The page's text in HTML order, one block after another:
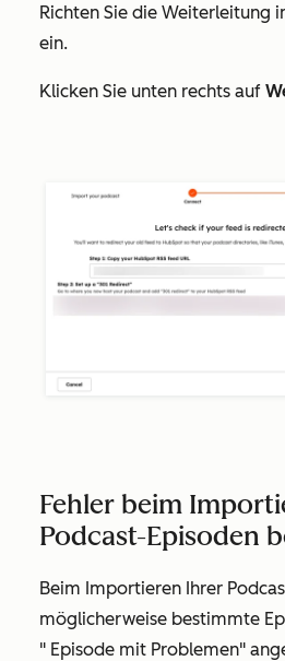
Richten Sie die Weiterleitung
ein.
Klicken Sie unten rechts auf
Fehler beim
Podcast-Episoden
Beim Importieren Ihrer
möglicherweise bestimmte
" Episode mit Problemen"